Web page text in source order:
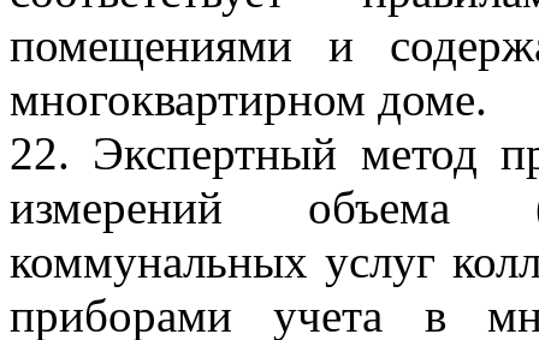
помещениями и
многоквартирном доме.
22. Экспертный метод
измерений объема
коммунальных услуг
приборами учета в